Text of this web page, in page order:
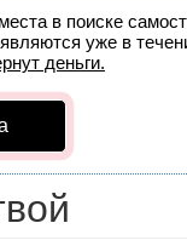
в поиске
уже в
деньги.